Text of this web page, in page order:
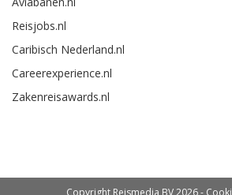
Reisjobs.nl
Caribisch Nederland.nl
Careerexperience.nl
Zakenreisawards.nl